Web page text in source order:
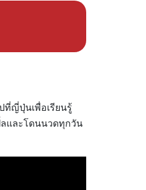
ที่ญี่ปุ่นเพื่อเรียนรู้
และโดนนวดทุกวัน